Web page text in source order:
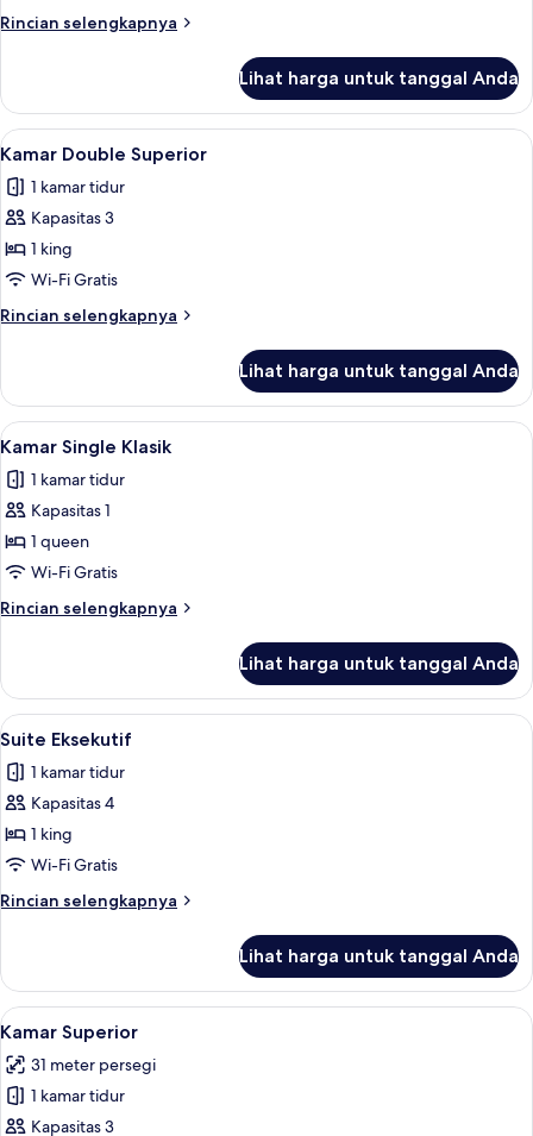
Rincian selengkapnya
Rincian
Kamar
Junior
Lihat harga untuk tanggal Anda
Lihat
semua
foto
untuk
Kamar
Double
Superior
Kamar Double Superior | Seprai
4
Kamar Double Superior
1 kamar tidur
Kapasitas 3
1 king
Wi-Fi Gratis
Rincian selengkapnya
Rincian
Kamar
Double
Superior
Lihat harga untuk tanggal Anda
Lihat
semua
foto
untuk
Kamar
Single
Klasik
Kamar Single Klasik | Seprai
2
Kamar Single Klasik
1 kamar tidur
Kapasitas 1
1 queen
Wi-Fi Gratis
Rincian selengkapnya
Rincian
Kamar
Single
Klasik
Lihat harga untuk tanggal Anda
Lihat
semua
foto
untuk
Suite
Eksekutif
Suite Eksekutif | Seprai premium,
3
Suite Eksekutif
1 kamar tidur
Kapasitas 4
1 king
Wi-Fi Gratis
Rincian selengkapnya
Rincian
Suite
Eksekutif
Lihat harga untuk tanggal Anda
Lihat
semua
foto
untuk
Kamar
Kamar Superior | Seprai premium,
2
Kamar Superior
31 meter persegi
1 kamar tidur
Kapasitas 3